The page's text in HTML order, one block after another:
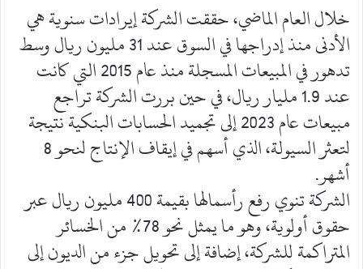
خلال العام الماضي، حققت الشركة إيرادات سنوية هي
الأدنى منذ إدراجها في السوق عند 31 مليون ريال وسط
تدهور في المبيعات المسجلة منذ عام 2015 التي كانت
عند 1.9 مليار ريال، في حين بررت الشركة تراجع
مبيعات عام 2023 إلى تجميد الحسابات البنكية نتيجة
لتعثر السيولة، الذي أسهم في إيقاف الإنتاج لنحو 8
أشهر.
الشركة تنوي رفع رأسمالها بقيمة 400 مليون ريال عبر
حقوق أولوية، وهو ما يمثل نحو 78% من الخسائر
المتراكمة للشركة، إضافة إلى تحويل جزء من الديون إلى